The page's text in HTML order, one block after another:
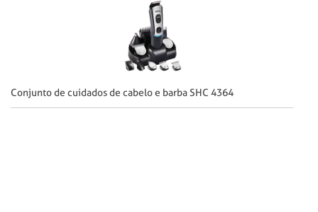
Conjunto de cuidados de cabelo e barba SHC 4364